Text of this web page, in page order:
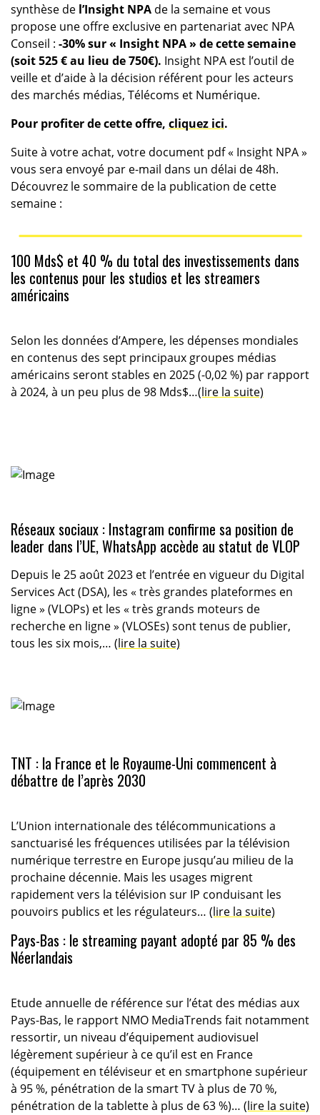
synthèse de l’Insight NPAde la semaine et vous
propose une offre exclusive en partenariat avec NPA
Conseil : -30% sur « Insight NPA » de cette semaine
(soit 525 € au lieu de 750€). Insight NPA est l’outil de
veille et d’aide à la décision référent pour les acteurs
des marchés médias, Télécoms et Numérique.
Pour profiter de cette offre, cliquez ici.
Suite à votre achat, votre document pdf « Insight NPA »
vous sera envoyé par e-mail dans un délai de 48h.
Découvrez le sommaire de la publication de cette
semaine :
100 Mds$ et 40 % du total des investissements dans
les contenus pour les studios et les streamers
américains
Selon les données d’Ampere, les dépenses mondiales
en contenus des sept principaux groupes médias
américains seront stables en 2025 (-0,02 %) par rapport
à 2024, à un peu plus de 98 Mds$…(lire la suite)
Réseaux sociaux : Instagram confirme sa position de
leader dans l’UE, WhatsApp accède au statut de VLOP
Depuis le 25 août 2023 et l’entrée en vigueur du Digital
Services Act (DSA), les « très grandes plateformes en
ligne » (VLOPs) et les « très grands moteurs de
recherche en ligne » (VLOSEs) sont tenus de publier,
tous les six mois,… (lire la suite)
TNT : la France et le Royaume-Uni commencent à
débattre de l’après 2030
L’Union internationale des télécommunications a
sanctuarisé les fréquences utilisées par la télévision
numérique terrestre en Europe jusqu’au milieu de la
prochaine décennie. Mais les usages migrent
rapidement vers la télévision sur IP conduisant les
pouvoirs publics et les régulateurs… (lire la suite)
Pays-Bas : le streaming payant adopté par 85 % des
Néerlandais
Etude annuelle de référence sur l’état des médias aux
Pays-Bas, le rapport NMO MediaTrends fait notamment
ressortir, un niveau d’équipement audiovisuel
légèrement supérieur à ce qu’il est en France
(équipement en téléviseur et en smartphone supérieur
à 95 %, pénétration de la smart TV à plus de 70 %,
pénétration de la tablette à plus de 63 %)… (lire la suite)